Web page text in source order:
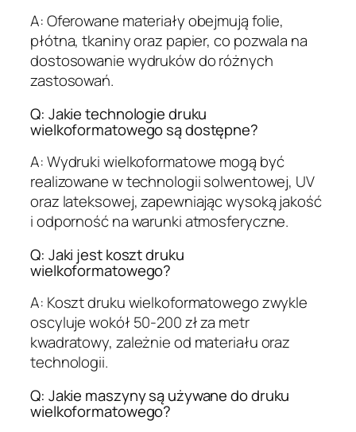
A: Oferowane materiały obejmują folie,
płótna, tkaniny oraz papier, co pozwala na
dostosowanie wydruków do różnych
zastosowań.
Q: Jakie technologie druku
wielkoformatowego są dostępne?
A: Wydruki wielkoformatowe mogą być
realizowane w technologii solwentowej, UV
oraz lateksowej, zapewniając wysoką jakość
i odporność na warunki atmosferyczne.
Q: Jaki jest koszt druku
wielkoformatowego?
A: Koszt druku wielkoformatowego zwykle
oscyluje wokół 50-200 zł za metr
kwadratowy, zależnie od materiału oraz
technologii.
Q: Jakie maszyny są używane do druku
wielkoformatowego?